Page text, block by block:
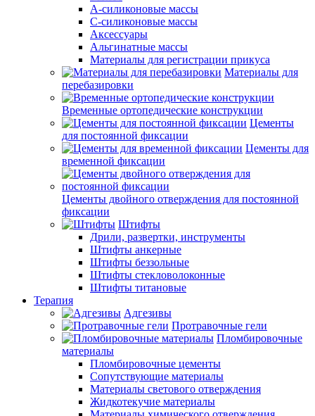
А-силиконовые массы
С-силиконовые массы
Аксессуары
Альгинатные массы
Материалы для регистрации прикуса
Материалы для
перебазировки
Временные ортопедические конструкции
Цементы
для постоянной фиксации
Цементы для
временной фиксации
Цементы двойного отверждения для постоянной
фиксации
Штифты
Дрили, развертки, инструменты
Штифты анкерные
Штифты беззольные
Штифты стекловолоконные
Штифты титановые
Терапия
Адгезивы
Протравочные гели
Пломбировочные
материалы
Пломбировочные цементы
Сопутствующие материалы
Материалы светового отверждения
Жидкотекучие материалы